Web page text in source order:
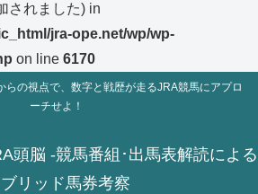
されました) in
jra-ope.net/wp/wp-
on line 6170
らの視点で、数字と戦歴が走るJRA競馬にアプロ
ーチせよ！
頭脳 -競馬番組･出馬表解読による
リッド馬券考察